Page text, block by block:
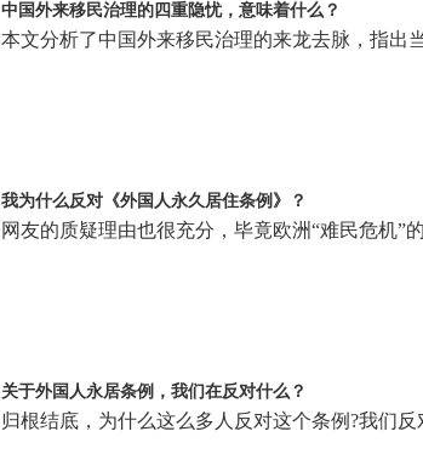
中国外来移民治理的四重隐忧，意味着什么？
本文分析了中国外来移民治理的来龙去脉，指出
我为什么反对《外国人永久居住条例》？
网友的质疑理由也很充分，毕竟欧洲“难民危机”
关于外国人永居条例，我们在反对什么？
归根结底，为什么这么多人反对这个条例?我们反